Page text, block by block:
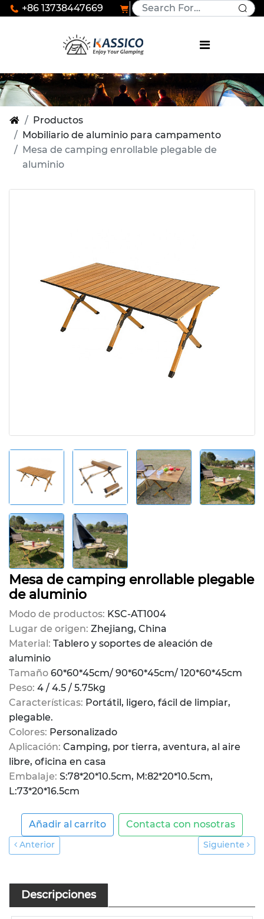
+86 13738447669
Productos
Mobiliario de aluminio para campamento
Mesa de camping enrollable plegable de
aluminio
Mesa de camping enrollable plegable
de aluminio
Modo de productos: KSC-AT1004
Lugar de origen: Zhejiang, China
Material: Tablero y soportes de aleación de
aluminio
Tamaño 60*60*45cm/ 90*60*45cm/ 120*60*45cm
Peso: 4 / 4.5 / 5.75kg
Características: Portátil, ligero, fácil de limpiar,
plegable.
Colores: Personalizado
Aplicación: Camping, por tierra, aventura, al aire
libre, oficina en casa
Embalaje: S:78*20*10.5cm, M:82*20*10.5cm,
L:73*20*16.5cm
Añadir al carrito Contacta con nosotras
Anterior Siguiente
Descripciones